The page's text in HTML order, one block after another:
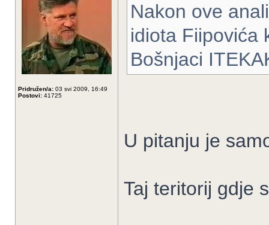
Pridružen/a: 03 svi 2009, 16:49
Postovi: 41725
Nakon ove
idiota Fiipovića
Bošnjaci
U pitanju je
Taj teritorij gdje